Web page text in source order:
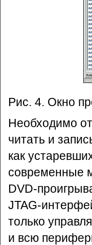
Рис. 4. Окно
Необходимо
читать и
как
современные
DVD-
JTAG-
только
и всю